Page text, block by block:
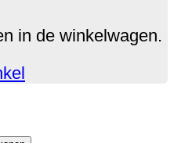
in de winkelwagen.